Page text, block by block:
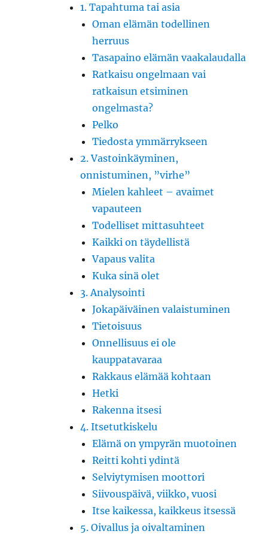
1. Tapahtuma tai asia
Oman elämän todellinen
herruus
Tasapaino elämän vaakalaudalla
Ratkaisu ongelmaan vai
ratkaisun etsiminen
ongelmasta?
Pelko
Tiedosta ymmärrykseen
2. Vastoinkäyminen,
onnistuminen, ”virhe”
Mielen kahleet – avaimet
vapauteen
Todelliset mittasuhteet
Kaikki on täydellistä
Vapaus valita
Kuka sinä olet
3. Analysointi
Jokapäiväinen valaistuminen
Tietoisuus
Onnellisuus ei ole
kauppatavaraa
Rakkaus elämää kohtaan
Hetki
Rakenna itsesi
4. Itsetutkiskelu
Elämä on ympyrän muotoinen
Reitti kohti ydintä
Selviytymisen moottori
Siivouspäivä, viikko, vuosi
Itse kaikessa, kaikkeus itsessä
5. Oivallus ja oivaltaminen